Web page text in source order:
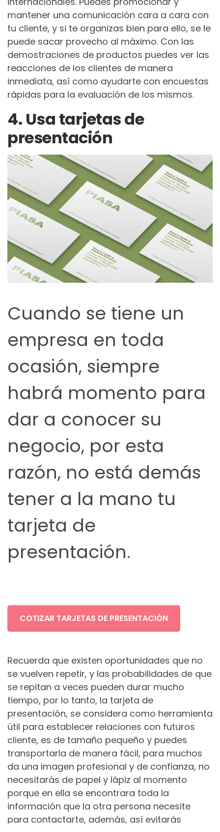
mantener una comunicación cara a cara con
tu cliente, y si te organizas bien para ello, se le
puede sacar provecho al máximo. Con las
demostraciones de productos puedes ver las
reacciones de los clientes de manera
inmediata, así como ayudarte con encuestas
rápidas para la evaluación de los mismos.
4. Usa tarjetas de
presentación
Cuando se tiene un
empresa en toda
ocasión, siempre
habrá momento para
dar a conocer su
negocio, por esta
razón, no está demás
tener a la mano tu
tarjeta de
presentación.
COTIZAR TARJETAS DE PRESENTACIÓN
Recuerda que existen oportunidades que no
se vuelven repetir, y las probabilidades de que
se repitan a veces pueden durar mucho
tiempo, por lo tanto, la tarjeta de
presentación, se considera como herramienta
útil para establecer relaciones con futuros
cliente, es de tamaño pequeño y puedes
transportarla de manera fácil, para muchos
da una imagen profesional y de confianza, no
necesitarás de papel y lápiz al momento
porque en ella se encontrara toda la
información que la otra persona necesite
para contactarte, además, así evitarás